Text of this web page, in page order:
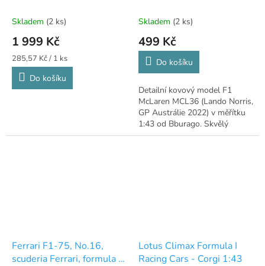
Skladem (2 ks)
1 999 Kč
Měrná
cena:
285,57 Kč / 1 ks
Do košíku
Skladem (2 ks)
499 Kč
Do košíku
Detailní kovový model F1
McLaren MCL36 (Lando Norris,
GP Austrálie 2022) v měřítku
1:43 od Bburago. Skvělý
kousek pro fanoušky.
Ferrari F1-75, No.16,
scuderia Ferrari, formula 1,
Lotus Climax Formula I
Racing Cars - Corgi 1:43